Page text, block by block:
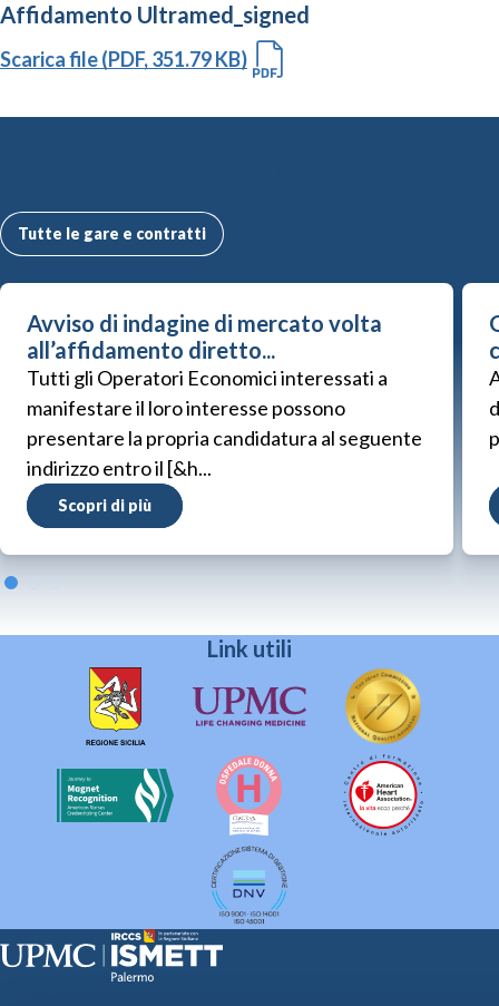
Affidamento Ultramed_signed
Scarica file (PDF, 351.79 KB)
Tutte le gare e contratti
Avviso di indagine di mercato volta
all’affidamento diretto...
Tutti gli Operatori Economici interessati a
manifestare il loro interesse possono
presentare la propria candidatura al seguente
indirizzo entro il [&h...
Scopri di più
Link utili